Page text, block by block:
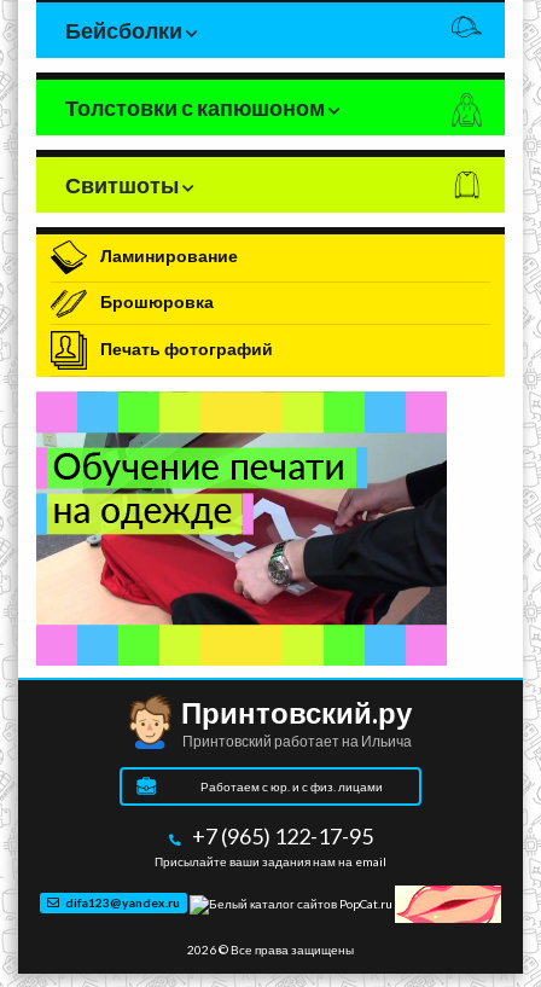
Бейсболки
Толстовки с капюшоном
Свитшоты
Ламинирование
Брошюровка
Печать фотографий
Принтовский.ру
Принтовский работает на Ильича
Работаем с юр. и с физ. лицами
+7 (965) 122-17-95
Присылайте ваши задания нам на email
difa123@yandex.ru
2026 © Все права защищены